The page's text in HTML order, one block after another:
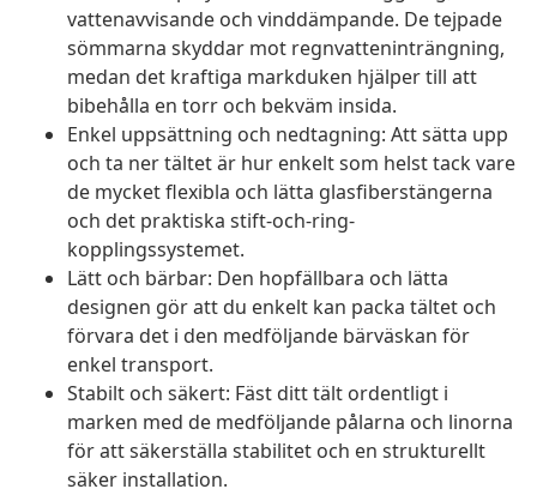
vattenavvisande och vinddämpande. De tejpade
sömmarna skyddar mot regnvatteninträngning,
medan det kraftiga markduken hjälper till att
bibehålla en torr och bekväm insida.
Enkel uppsättning och nedtagning: Att sätta upp
och ta ner tältet är hur enkelt som helst tack vare
de mycket flexibla och lätta glasfiberstängerna
och det praktiska stift-och-ring-
kopplingssystemet.
Lätt och bärbar: Den hopfällbara och lätta
designen gör att du enkelt kan packa tältet och
förvara det i den medföljande bärväskan för
enkel transport.
Stabilt och säkert: Fäst ditt tält ordentligt i
marken med de medföljande pålarna och linorna
för att säkerställa stabilitet och en strukturellt
säker installation.